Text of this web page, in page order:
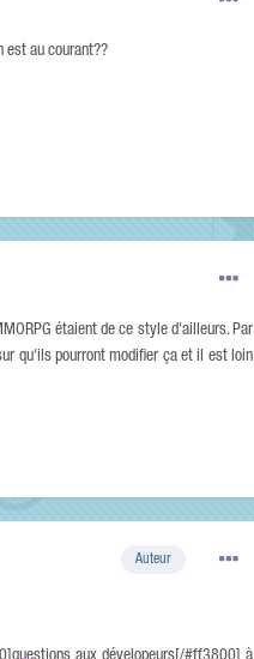
est au courant??
étaient de ce style d'ailleurs. Par
qu'ils pourront modifier ça et il est loin
Auteur